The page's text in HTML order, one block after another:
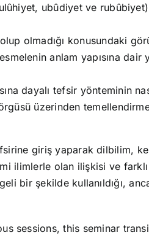
ubûdiyet ve rubûbiyet)
olmadığı konusundaki
anlam yapısına
dayalı tefsir yönteminin
üzerinden
giriş yaparak dilbilim,
ilimlerle olan ilişkisi ve
bir şekilde kullanıldığı,
sessions, this seminar